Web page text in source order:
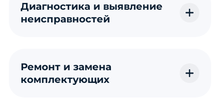
Диагностика и выявление
неисправностей
Ремонт и замена
комплектующих